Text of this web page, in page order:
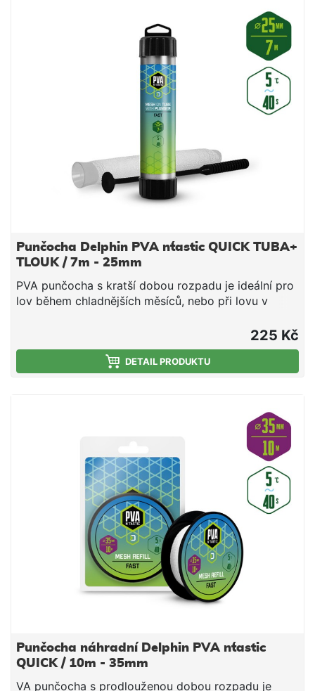
návnadu přímo na montáži. Součástí balení je tuba a
tlouk, které umožňují snadné plnění punčochy
vnadící směsí. PVA punčocha se po čase přímo
úměrném teplotě vody rozpustí a tak uvolní krmnou
směs v bezprostřední blízkosti nástrahy, čímž
výrazně zvýší její atraktivnost pro kaprovité ryby.
Upozornění: PVA produkty jsou vodou rozpustné,
manipulujte s nimi proto jen se suchýma rukama, aby
nedošlo k jejich deformaci či poškození. Technické
parametry: Průměr: 35mm (široká) Délka: 7m Doba
rozpustnosti: cca 40s/5°C voda
Punčocha Delphin PVA n´tastic QUICK TUBA+
TLOUK / 7m - 25mm
PVA punčocha s kratší dobou rozpadu je ideální pro
lov během chladnějších měsíců, nebo při lovu v
dnu. Jedná se o vysoce kvalitní produkt, při kterém
díky důkladnému pletení nedochází ke svévolnému
trhání punčochy a zároveň se výborně plní i velmi
jemnými částicemi, čímž budete moci spolu s
návnadu přímo na montáži. Součástí balení je tuba a
tlouk, které umožňují snadné plnění punčochy
vnadící směsí. PVA punčocha se po čase přímo
úměrném teplotě vody rozpustí a tak uvolní krmnou
směs v bezprostřední blízkosti nástrahy, čímž
výrazně zvýší její atraktivnost pro kaprovité ryby.
Upozornění: PVA produkty jsou vodou rozpustné,
manipulujte s nimi proto jen se suchýma rukama, aby
nedošlo k jejich deformaci či poškození. Technické
parametry: Průměr: 25mm (úzká) Délka: 7m Doba
rozpustnosti: cca 40s/5°C voda
225 Kč
DETAIL PRODUKTU
Punčocha náhradní Delphin PVA n´tastic
QUICK / 10m - 35mm
VA punčocha s prodlouženou dobou rozpadu je